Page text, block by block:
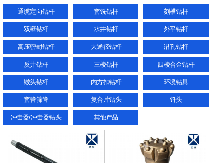
通缆定向钻杆 套铣钻杆 刻槽钻杆
双壁钻杆 水井钻杆 外平钻杆
高压密封钻杆 大通径钻杆 潜孔钻杆
反井钻杆 三棱钻杆 四棱合金钻杆
镦头钻杆 内方扣钻杆 环境钻具
套管筛管 复合片钻头 钎头
冲击器/冲击器钻头 其他产品